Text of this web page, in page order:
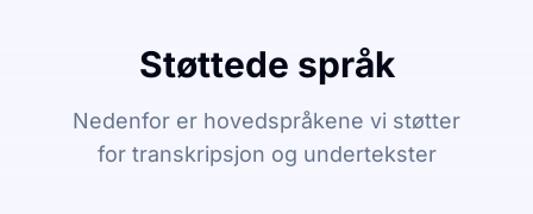
Støttede språk
Nedenfor er hovedspråkene vi støtter
for transkripsjon og undertekster